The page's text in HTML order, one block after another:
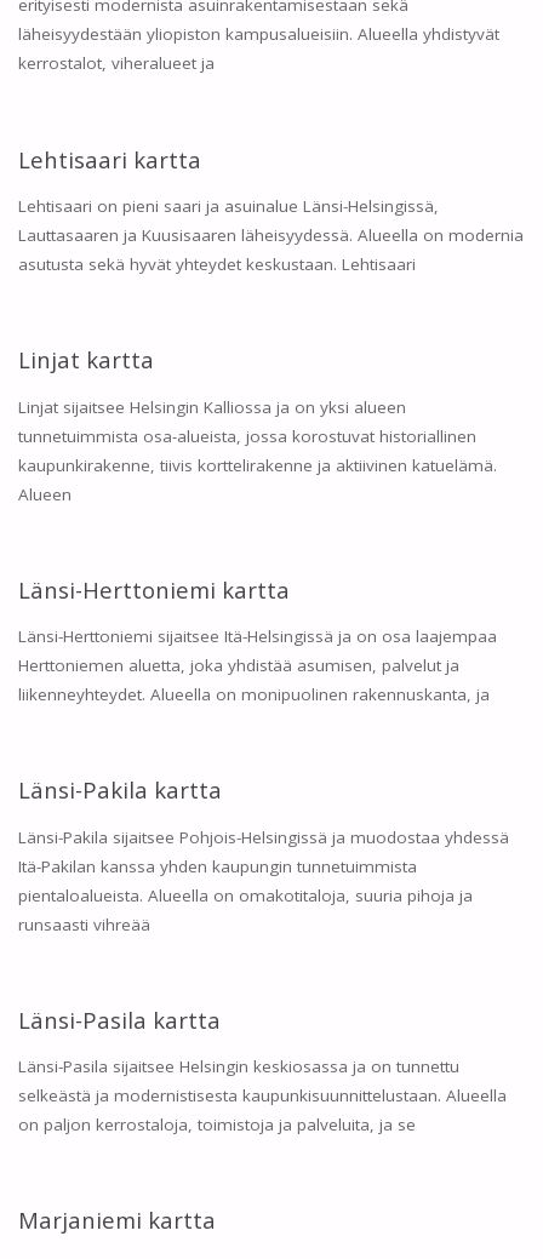
erityisesti modernista asuinrakentamisestaan sekä
läheisyydestään yliopiston kampusalueisiin. Alueella yhdistyvät
kerrostalot, viheralueet ja
Lehtisaari kartta
Lehtisaari on pieni saari ja asuinalue Länsi-Helsingissä,
Lauttasaaren ja Kuusisaaren läheisyydessä. Alueella on modernia
asutusta sekä hyvät yhteydet keskustaan. Lehtisaari
Linjat kartta
Linjat sijaitsee Helsingin Kalliossa ja on yksi alueen
tunnetuimmista osa-alueista, jossa korostuvat historiallinen
kaupunkirakenne, tiivis korttelirakenne ja aktiivinen katuelämä.
Alueen
Länsi-Herttoniemi kartta
Länsi-Herttoniemi sijaitsee Itä-Helsingissä ja on osa laajempaa
Herttoniemen aluetta, joka yhdistää asumisen, palvelut ja
liikenneyhteydet. Alueella on monipuolinen rakennuskanta, ja
Länsi-Pakila kartta
Länsi-Pakila sijaitsee Pohjois-Helsingissä ja muodostaa yhdessä
Itä-Pakilan kanssa yhden kaupungin tunnetuimmista
pientaloalueista. Alueella on omakotitaloja, suuria pihoja ja
runsaasti vihreää
Länsi-Pasila kartta
Länsi-Pasila sijaitsee Helsingin keskiosassa ja on tunnettu
selkeästä ja modernistisesta kaupunkisuunnittelustaan. Alueella
on paljon kerrostaloja, toimistoja ja palveluita, ja se
Marjaniemi kartta